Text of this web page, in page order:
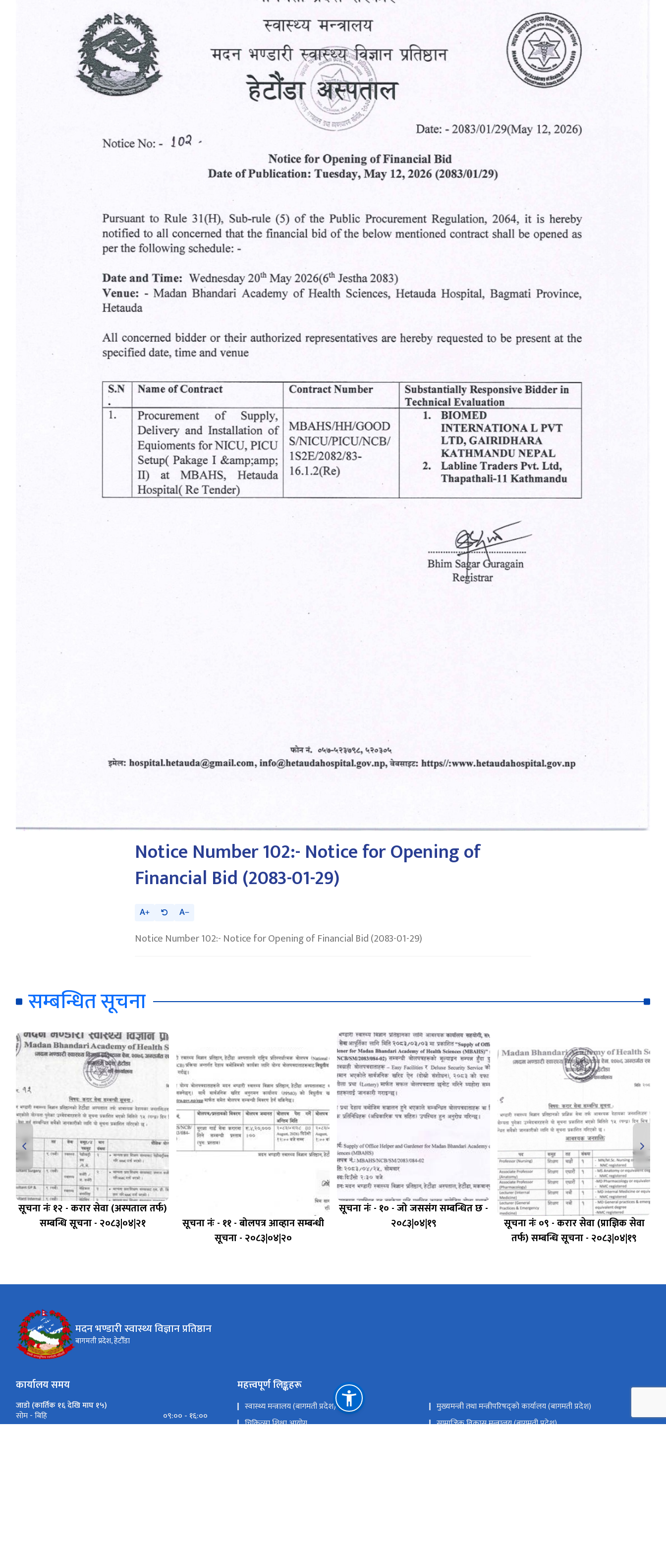
Notice Number 102:- Notice for Opening of
Financial Bid (2083-01-29)
A A
Notice Number 102:- Notice for Opening of Financial Bid (2083-01-29)
सम्बन्धित सूचना
सूचना नंः १२ - करार सेवा (अस्पताल तर्फ)
सम्बन्धि सूचना - २०८३|०४|२१
सूचना नंः - ११ - बोलपत्र आव्हान सम्बन्धी
सूचना - २०८३|०४|२०
सूचना नंः - १० - जो जससंग सम्बन्धित छ -
२०८३|०४|१९
सूचना नंः ०९ - करार सेवा (प्राज्ञिक सेवा
तर्फ) सम्बन्धि सूचना - २०८३|०४|१९
मदन भण्डारी स्वास्थ्य विज्ञान प्रतिष्ठान
बागमती प्रदेश, हेटौँडा
कार्यालय समय
जाडो (कार्तिक १६ देखि माघ १५)
सोम - बिहि
०९:०० - १६:००
शुक्रबार
०९:००-१६:००
महत्त्वपूर्ण लिङ्कहरू
स्वास्थ्य मन्त्रालय (बागमती प्रदेश)
मुख्यमन्त्री तथा मन्त्रीपरिषद्को कार्यालय (बागमती प्रदेश)
चिकित्सा शिक्षा आयोग
सामाजिक विकास मन्त्रालय (बागमती प्रदेश)